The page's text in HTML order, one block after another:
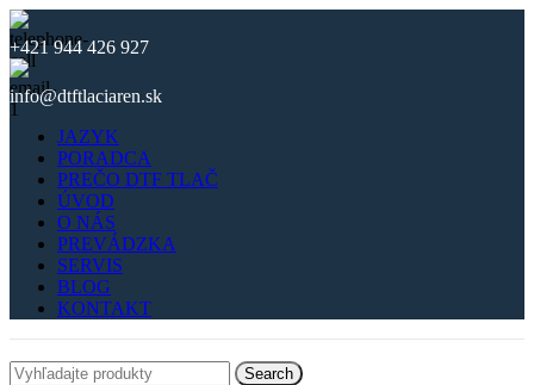
+421 944 426 927
info@dtftlaciaren.sk
JAZYK
PORADCA
PREČO DTF TLAČ
ÚVOD
O NÁS
PREVÁDZKA
SERVIS
BLOG
KONTAKT
Search